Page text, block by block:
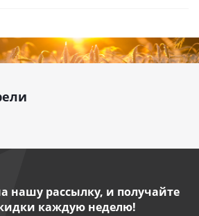
нашу рассылку, и получайте
каждую неделю!